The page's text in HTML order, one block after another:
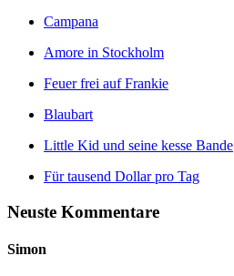
Campana
Amore in Stockholm
Feuer frei auf Frankie
Blaubart
Little Kid und seine kesse Bande
Für tausend Dollar pro Tag
Neuste Kommentare
Simon